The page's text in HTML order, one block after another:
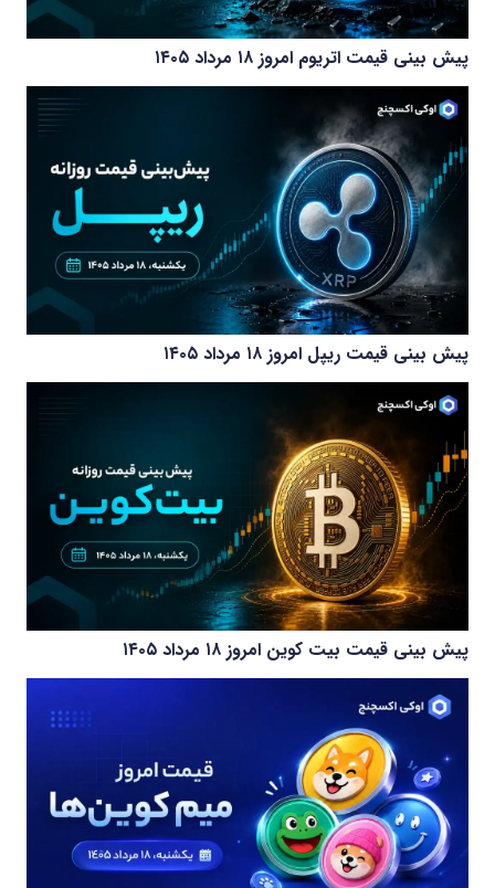
پیش بینی قیمت اتریوم امروز ۱۸ مرداد ۱۴۰۵
پیش بینی قیمت ریپل امروز ۱۸ مرداد ۱۴۰۵
پیش بینی قیمت بیت کوین امروز ۱۸ مرداد ۱۴۰۵